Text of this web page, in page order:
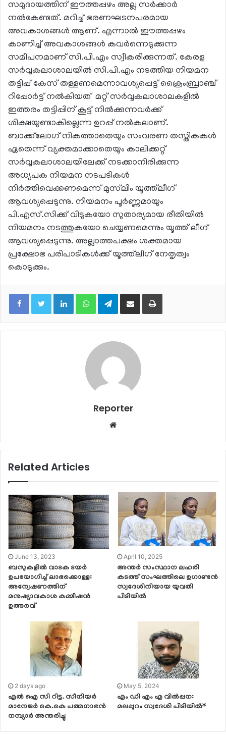
സമുദായത്തിന് ഈത്തപ്പഴം അല്ല സര്‍ക്കാര്‍
നല്‍കേണ്ടത്. മറിച്ച് ഭരണഘടനപരമായ
അവകാശങ്ങള്‍ ആണ്. എന്നാല്‍ ഈത്തപ്പഴം
കാണിച്ച് അവകാശങ്ങള്‍ കവര്‍ന്നെടുക്കുന്ന
സമീപനമാണ് സി.പി.എം സ്വീകരിക്കുന്നത്. കേരള
സര്‍വ്വകലാശാലയില്‍ സി.പി.എം നടത്തിയ നിയമന
തട്ടിപ്പ് കേസ് തള്ളണമെന്നാവശ്യപ്പെട്ട് ക്രൈംബ്രാഞ്ച്
റിപ്പോര്‍ട്ട് നല്‍കിയത് മറ്റ് സര്‍വ്വകലാശാലകളില്‍
ഇത്തരം തട്ടിപ്പിന് കൂട്ട് നില്‍ക്കുന്നവര്‍ക്ക്
ശിക്ഷയുണ്ടാകില്ലെന്ന ഉറപ്പ് നല്‍കലാണ്.
ബാക്ക്‌ലോഗ് നികത്താതെയും സംവരണ തസ്തികകള്‍
ഏതെന്ന് വ്യക്തമാക്കാതെയും കാലിക്കറ്റ്
സര്‍വ്വകലാശാലയിലേക്ക് നടക്കാനിരിക്കുന്ന
അധ്യപക നിയമന നടപടികള്‍
നിര്‍ത്തിവെക്കണമെന്ന് മുസ്‌ലിം യൂത്ത്‌ലീഗ്
ആവശ്യപ്പെടുന്നു. നിയമനം പൂര്‍ണ്ണമായും
പി.എസ്.സിക്ക് വിടുകയോ സുതാര്യമായ രീതിയില്‍
നിയമനം നടത്തുകയോ ചെയ്യണമെന്നും യൂത്ത് ലീഗ്
ആവശ്യപ്പെടുന്നു. അല്ലാത്തപക്ഷം ശക്തമായ
പ്രക്ഷോഭ പരിപാടികള്‍ക്ക് യൂത്ത്‌ലീഗ് നേതൃത്വം
കൊടുക്കും.
LinkedInWhatsAppTelegramShare via Email Print
Reporter
Website
Related Articles
June 13, 2023
ബസുകളിൽ വാടക ടയർ
ഉപയോഗിച്ച് ലാഭക്കൊള്ള:
അന്വേഷണത്തിന്
മനുഷ്യാവകാശ കമ്മീഷൻ
ഉത്തരവ്
April 10, 2025
അന്തർ സംസ്ഥാന ലഹരി
കടത്ത് സംഘത്തിലെ ഉഗാണ്ടൻ
സ്വദേശിനിയായ യുവതി
പിടിയിൽ
2 days ago
എൽ ഐ സി റിട്ട. സീനിയർ
മാനേജർ കെ.കെ പത്മനാഭൻ
നമ്പ്യാർ അന്തരിച്ചു
May 5, 2024
എം ഡി എം എ വിൽപ്പന:
മലപ്പുറം സ്വദേശി പിടിയിൽ*